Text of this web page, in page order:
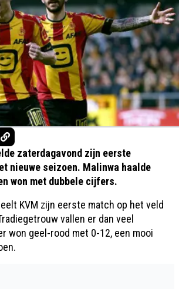
zaterdagavond zijn eerste
nieuwe seizoen. Malinwa haalde
won met dubbele cijfers.
KVM zijn eerste match op het veld
vallen er dan veel
won geel-rood met 0-12, een mooi